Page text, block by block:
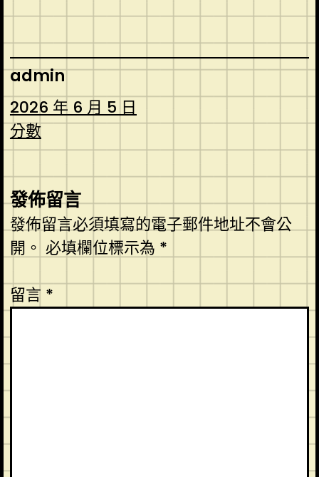
admin
2026 年 6 月 5 日
分數
發佈留言
發佈留言必須填寫的電子郵件地址不會公
開。 必填欄位標示為 *
留言 *